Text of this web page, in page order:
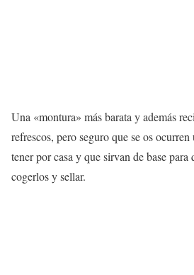
Una «montura» más barata y además
refrescos, pero seguro que se os
tener por casa y que sirvan de base para
cogerlos y sellar.